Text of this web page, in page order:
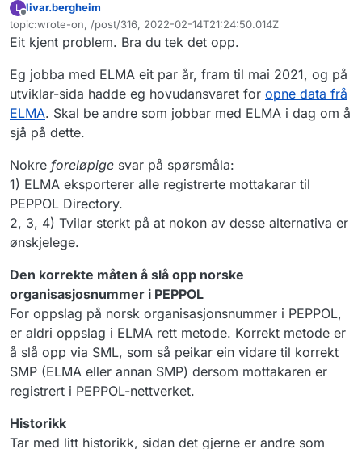
L
Frakoblet
livar.bergheim
topic:wrote-on, /post/316, 2022-02-14T21:24:50.014Z
Sist endret av
Eit kjent problem. Bra du tek det opp.
Eg jobba med ELMA eit par år, fram til mai 2021, og på
utviklar-sida hadde eg hovudansvaret for opne data frå
ELMA. Skal be andre som jobbar med ELMA i dag om å
sjå på dette.
Nokre foreløpige svar på spørsmåla:
1) ELMA eksporterer alle registrerte mottakarar til
PEPPOL Directory.
2, 3, 4) Tvilar sterkt på at nokon av desse alternativa er
ønskjelege.
Den korrekte måten å slå opp norske
organisasjosnummer i PEPPOL
For oppslag på norsk organisasjonsnummer i PEPPOL,
er aldri oppslag i ELMA rett metode. Korrekt metode er
å slå opp via SML, som så peikar ein vidare til korrekt
SMP (ELMA eller annan SMP) dersom mottakaren er
registrert i PEPPOL-nettverket.
Historikk
Tar med litt historikk, sidan det gjerne er andre som